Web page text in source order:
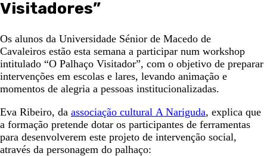
Visitadores”
Os alunos da Universidade Sénior de Macedo de
Cavaleiros estão esta semana a participar num workshop
intitulado “O Palhaço Visitador”, com o objetivo de preparar
intervenções em escolas e lares, levando animação e
momentos de alegria a pessoas institucionalizadas.
Eva Ribeiro, da associação cultural A Nariguda, explica que
a formação pretende dotar os participantes de ferramentas
para desenvolverem este projeto de intervenção social,
através da personagem do palhaço: